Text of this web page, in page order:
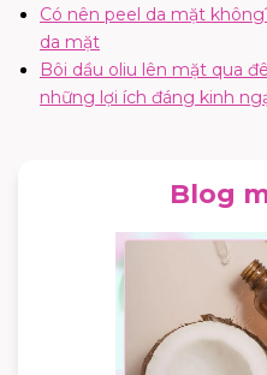
Có nên peel da mặt
da mặt
Bôi dầu oliu lên mặt qua
những lợi ích đáng kinh
Blog